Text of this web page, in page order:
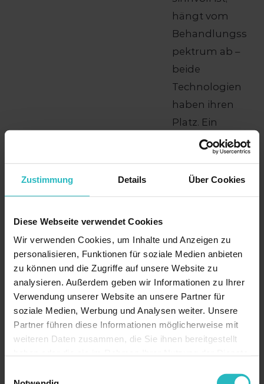
Zustimmung Details Über Cookies
Diese Webseite verwendet Cookies
Wir verwenden Cookies, um Inhalte und Anzeigen zu
personalisieren, Funktionen für soziale Medien anbieten
zu können und die Zugriffe auf unsere Website zu
analysieren. Außerdem geben wir Informationen zu Ihrer
Verwendung unserer Website an unsere Partner für
soziale Medien, Werbung und Analysen weiter. Unsere
Partner führen diese Informationen möglicherweise mit
weiteren Daten zusammen, die Sie ihnen bereitgestellt
hängt vom
Behandlungss
pektrum ab –
beide
Technologien
haben ihren
Platz. Ein
ausführlicher
Vergleich
findet sich
03
Welche
Wellenlän
ge
erreicht
welche
Farbe?